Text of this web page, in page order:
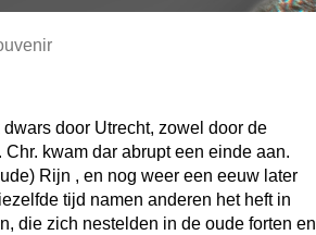
door Utrecht, zowel door de
kwam dar abrupt een einde aan.
Rijn , en nog weer een eeuw later
tijd namen anderen het heft in
die zich nestelden in de oude forten en